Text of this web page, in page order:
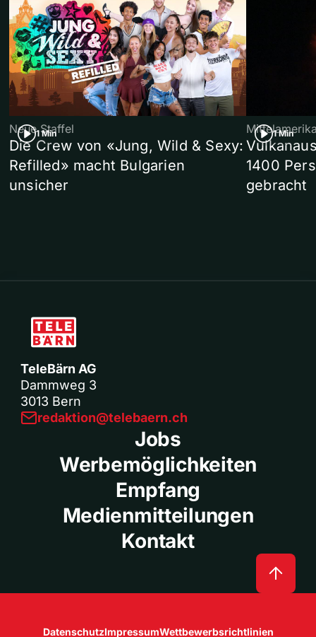
1 Min
Neue Staffel
Die Crew von «Jung, Wild & Sexy:
Refilled» macht Bulgarien
unsicher
1 Min
1400
gebracht
TeleBärn AG
Dammweg 3
3013 Bern
redaktion@telebaern.ch
Jobs
Werbemöglichkeiten
Empfang
Medienmitteilungen
Kontakt
DatenschutzImpressumWettbewerbsrichtlinien